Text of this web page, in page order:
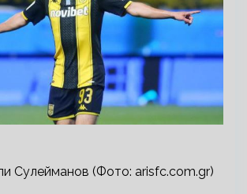
Сулейманов (Фото: arisfc.com.gr)